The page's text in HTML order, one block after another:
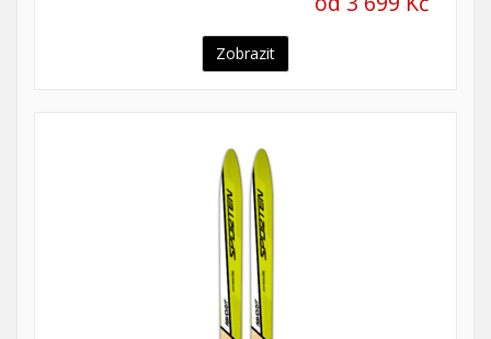
Zobrazit